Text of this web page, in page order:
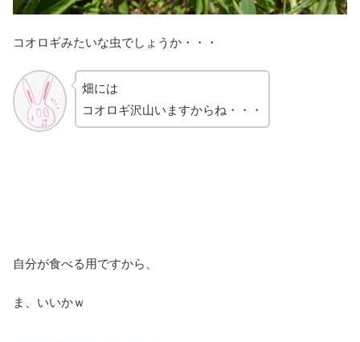
コオロギみたいな虫でしょうか・・・
畑には
コオロギ沢山いますからね・・・
自分が食べる用ですから、
ま、いいかｗ